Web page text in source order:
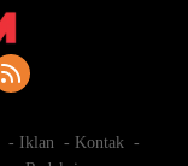
Iklan
Kontak